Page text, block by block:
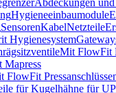
Abdeckungen
Hygieneeinbaumodule
SensorenKabelNetzteile
Hygienesystem
Mit FlowFit
Mapress
FlowFit
für Kugelhähne für